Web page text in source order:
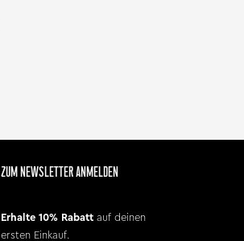
ZUM NEWSLETTER ANMELDEN
Erhalte 10% Rabatt auf deinen
ersten Einkauf.